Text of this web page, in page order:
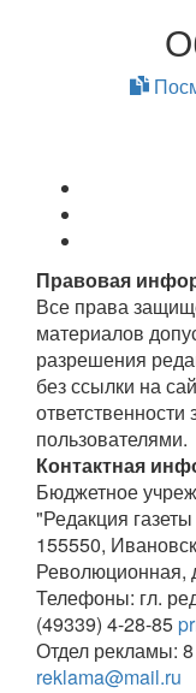
Правовая
Все права
материалов
разрешения
без ссылки на
пользователями.
Контактная
Бюджетное
"Редакция
155550,
Революционная,
Телефоны: гл.
(49339) 4-28-85
Отдел рекламы:
reklama@mail.ru